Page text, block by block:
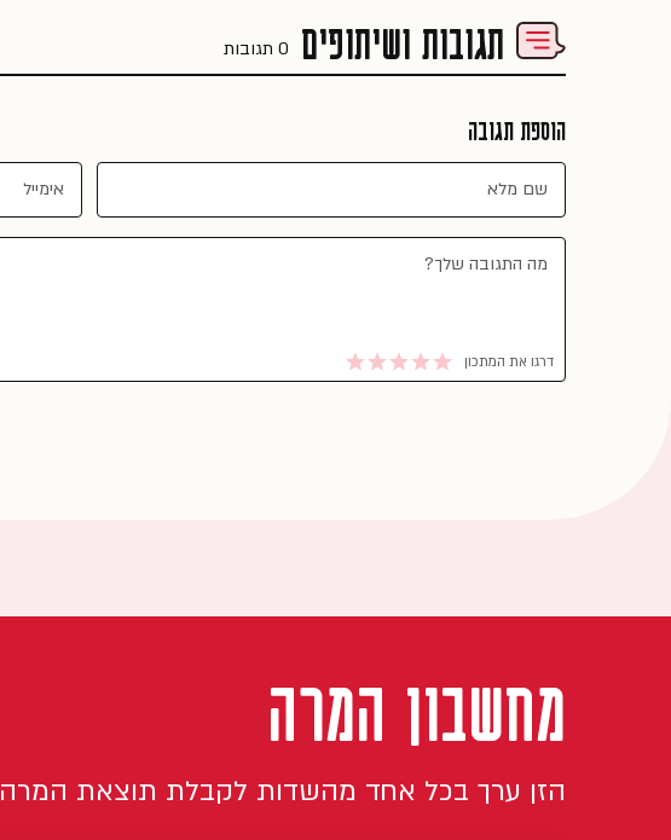
תגובות ושיתופים 0 תגובות
הוספת תגובה
דרגו את המתכון
מחשבון המרה
הזן ערך בכל אחד מהשדות לקבלת תוצאת המרה